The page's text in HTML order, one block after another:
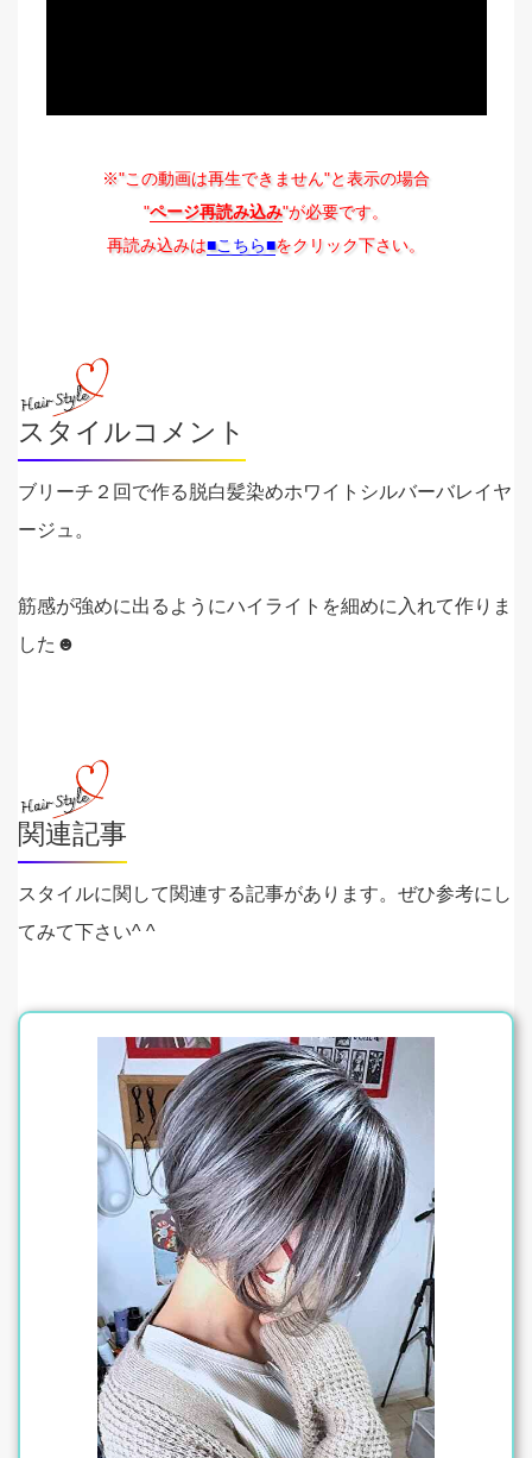
※"この動画は再生できません"と表示の場合
"ページ再読み込み"が必要です。
再読み込みは■こちら■をクリック下さい。
スタイルコメント
ブリーチ２回で作る脱白髪染めホワイトシルバーバレイヤ
ージュ。
筋感が強めに出るようにハイライトを細めに入れて作りま
した☻
関連記事
スタイルに関して関連する記事があります。ぜひ参考にし
てみて下さい^ ^